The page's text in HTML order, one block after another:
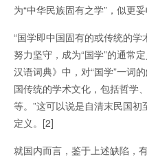
为“中华民族固有之学”，似更妥
“国学即中国固有的或传统的
努力坚守，成为“国学”的通常
汉语词典》中，对“国学”一词
国传统的学术文化，包括哲学
等。”这可以说是自清末民国
定义。[2]
就国内而言，鉴于上述缺陷，